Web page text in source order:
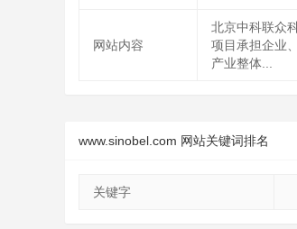
网站内容
北京中科联众
项目承担企业
产业整体...
www.sinobel.com 网站关键词排名
关键字